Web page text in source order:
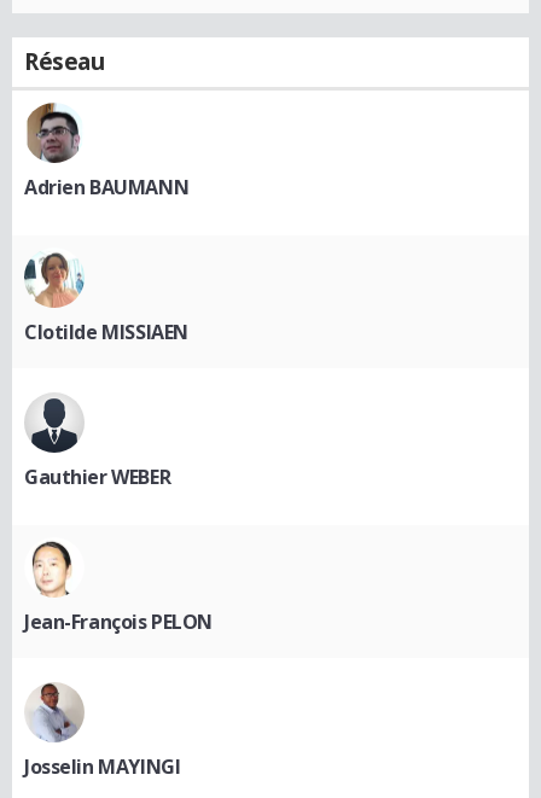
Réseau
Adrien BAUMANN
Clotilde MISSIAEN
Gauthier WEBER
Jean-François PELON
Josselin MAYINGI